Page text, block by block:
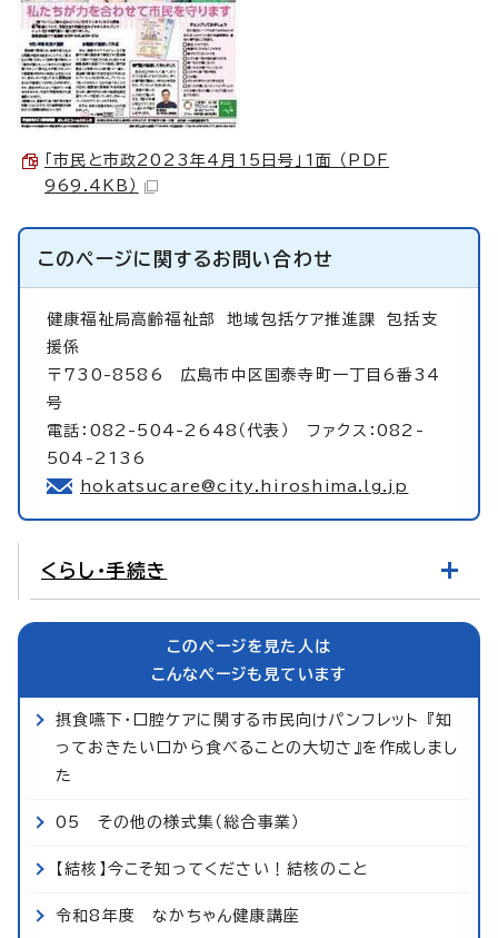
「市民と市政2023年4月15日号」1面 （PDF
969.4KB）
このページに関するお問い合わせ
健康福祉局高齢福祉部地域包括ケア推進課 包括支
援係
〒730-8586 広島市中区国泰寺町一丁目6番34
号
電話：082-504-2648（代表） ファクス：082-
504-2136
hokatsucare@city.hiroshima.lg.jp
くらし・手続き
このページを見た人は
こんなページも見ています
摂食嚥下・口腔ケアに関する市民向けパンフレット 『知
っておきたい口から食べることの大切さ』を作成しまし
た
05 その他の様式集（総合事業）
【結核】今こそ知ってください！結核のこと
令和8年度 なかちゃん健康講座